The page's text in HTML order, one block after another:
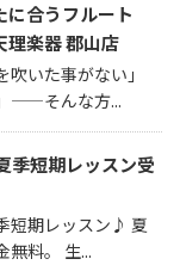
に合うフルート
理楽器 郡山店
吹いた事がない」
——そんな方...
季短期レッスン受
短期レッスン♪ 夏
無料。 生...